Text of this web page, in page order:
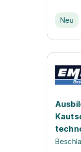
Neu